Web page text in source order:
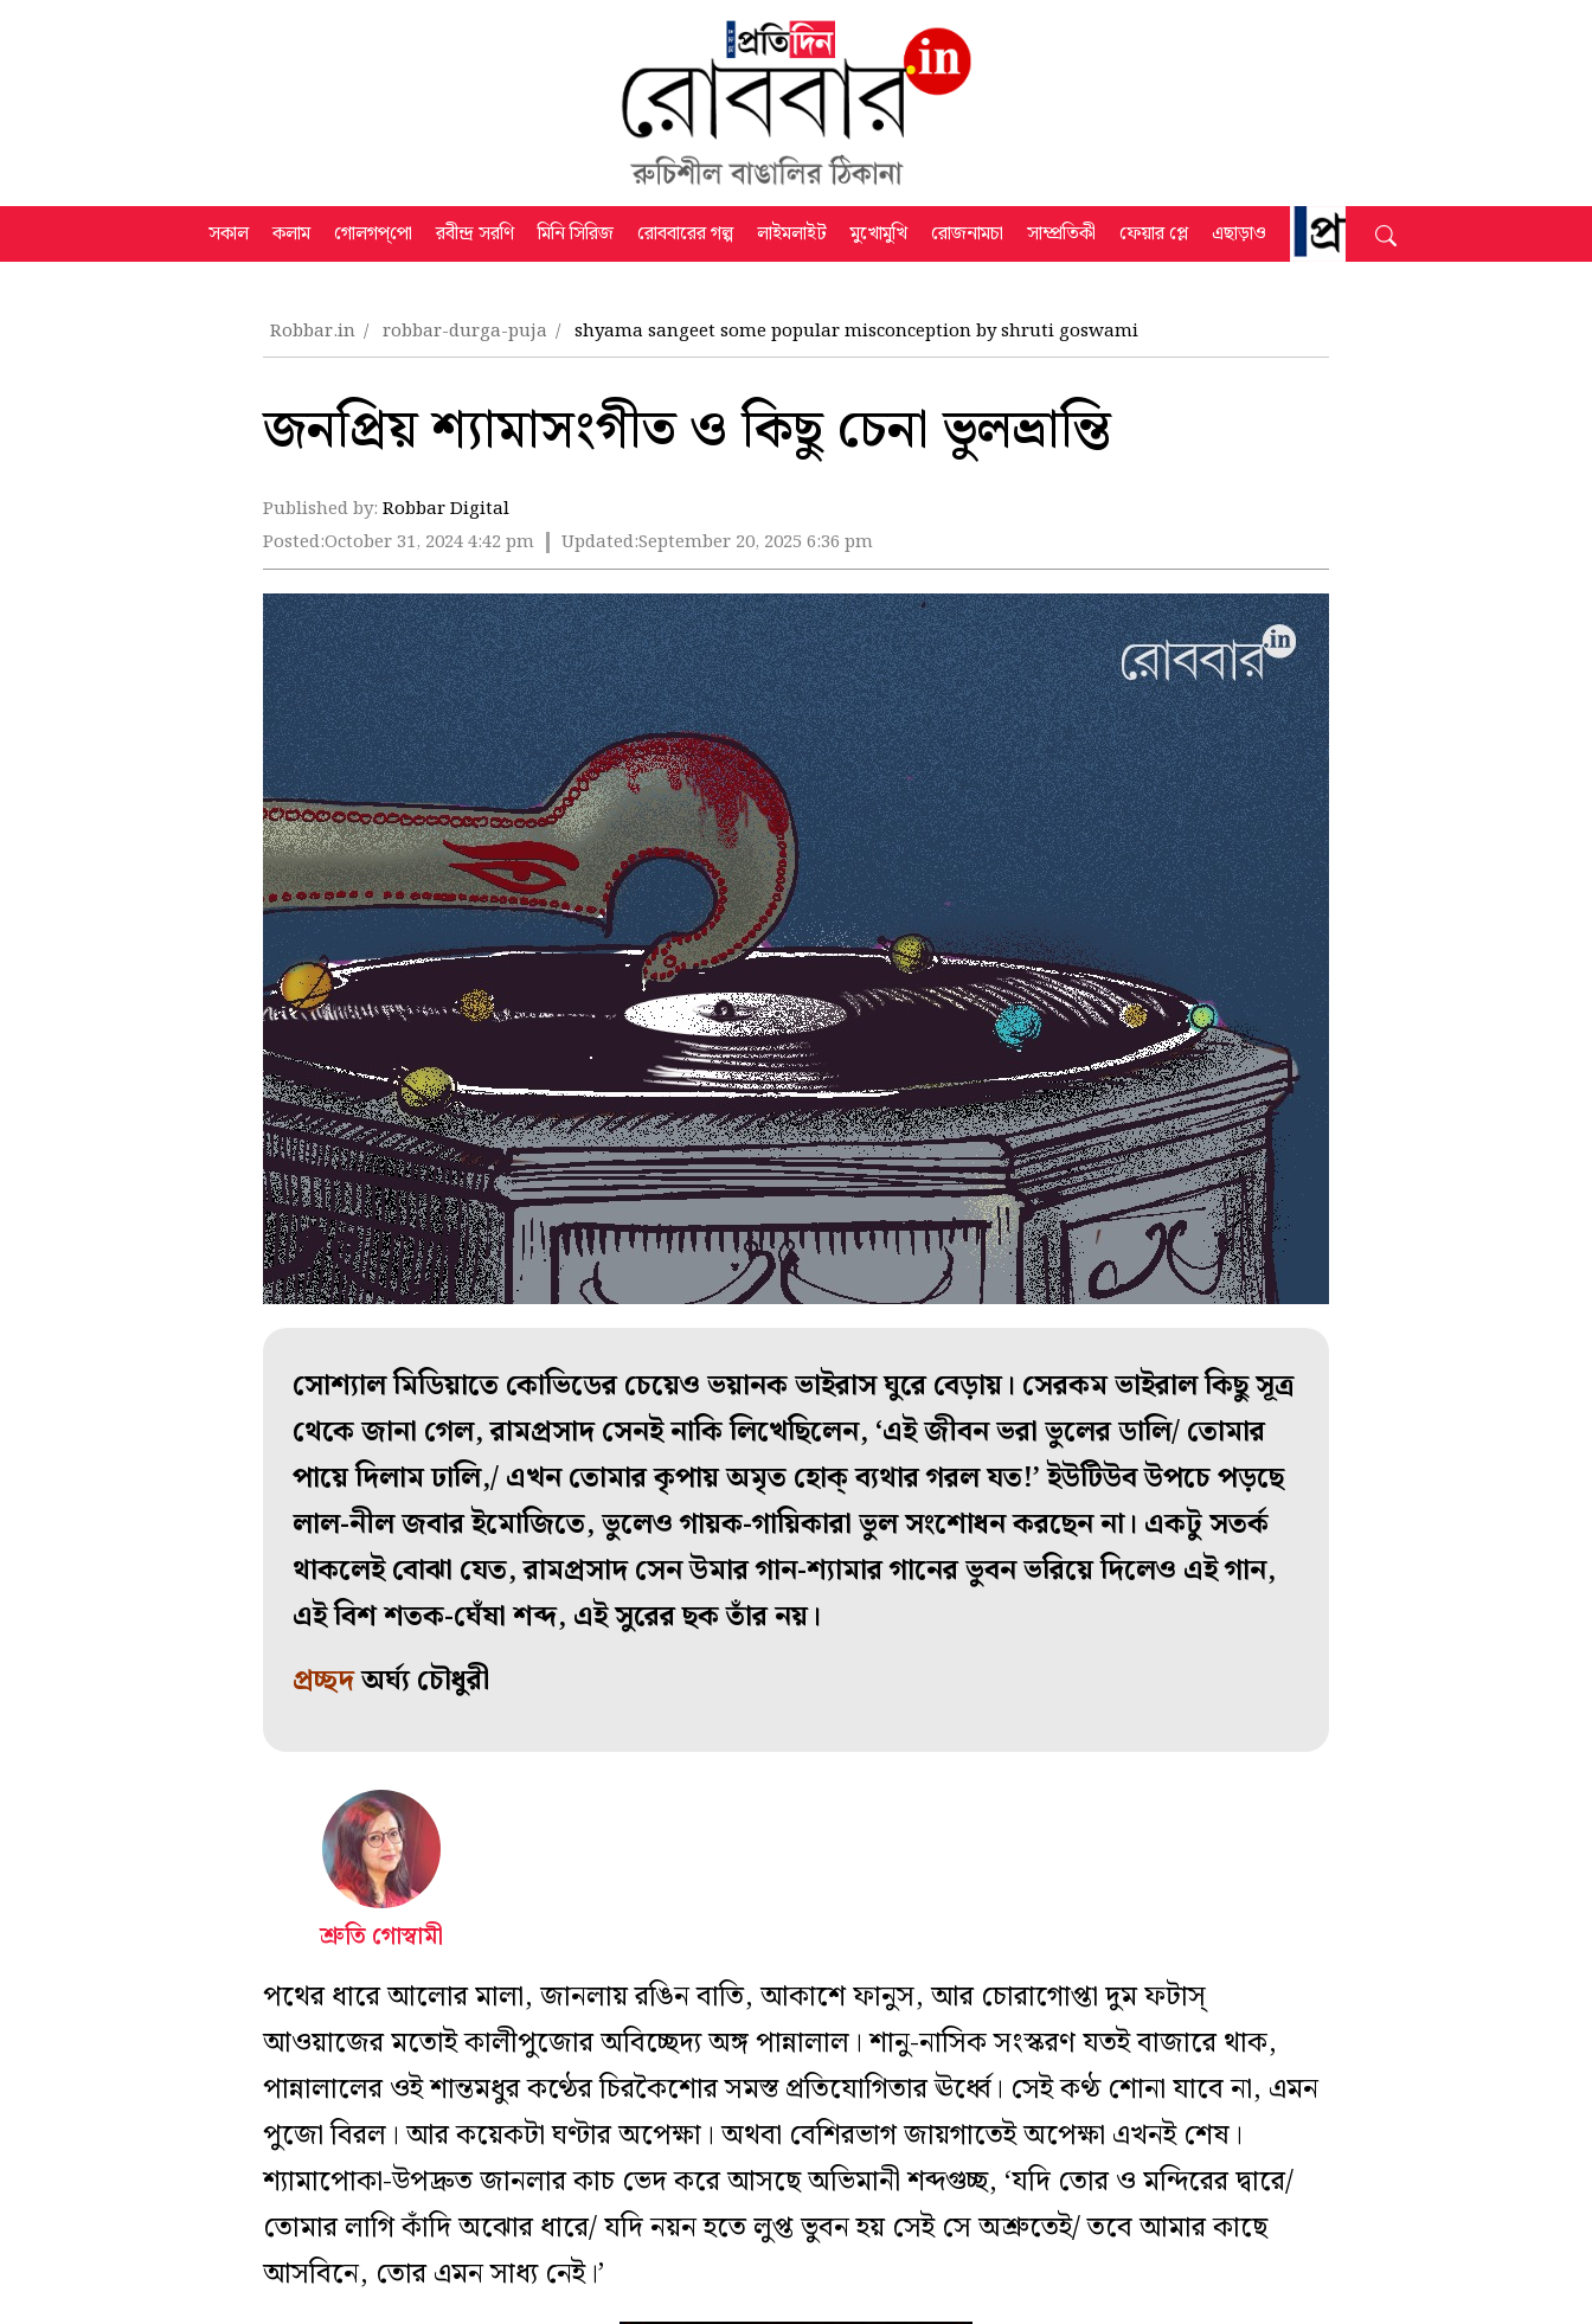
সকাল কলাম গোলগপ্‌পো রবীন্দ্র সরণি মিনি সিরিজ রোববারের গল্প লাইমলাইট মুখোমুখি রোজনামচা সাম্প্রতিকী ফেয়ার প্লে এছাড়াও
Robbar.in robbar-durga-puja shyama sangeet some popular misconception by shruti goswami
জনপ্রিয় শ্যামাসংগীত ও কিছু চেনা ভুলভ্রান্তি
Published by: Robbar Digital
Posted:October 31, 2024 4:42 pm Updated:September 20, 2025 6:36 pm
সোশ্যাল মিডিয়াতে কোভিডের চেয়েও ভয়ানক ভাইরাস ঘুরে বেড়ায়। সেরকম ভাইরাল কিছু সূত্র
থেকে জানা গেল, রামপ্রসাদ সেনই নাকি লিখেছিলেন, ‘এই জীবন ভরা ভুলের ডালি/ তোমার
পায়ে দিলাম ঢালি,/ এখন তোমার কৃপায় অমৃত হোক্‌ ব্যথার গরল যত!’ ইউটিউব উপচে পড়ছে
লাল-নীল জবার ইমোজিতে, ভুলেও গায়ক-গায়িকারা ভুল সংশোধন করছেন না। একটু সতর্ক
থাকলেই বোঝা যেত, রামপ্রসাদ সেন উমার গান-শ্যামার গানের ভুবন ভরিয়ে দিলেও এই গান,
এই বিশ শতক-ঘেঁষা শব্দ, এই সুরের ছক তাঁর নয়।
প্রচ্ছদঅর্ঘ্য চৌধুরী
শ্রুতি গোস্বামী
পথের ধারে আলোর মালা, জানলায় রঙিন বাতি, আকাশে ফানুস, আর চোরাগোপ্তা দুম ফটাস্‌
আওয়াজের মতোই কালীপুজোর অবিচ্ছেদ্য অঙ্গ পান্নালাল। শানু-নাসিক সংস্করণ যতই বাজারে থাক,
পান্নালালের ওই শান্তমধুর কণ্ঠের চিরকৈশোর সমস্ত প্রতিযোগিতার ঊর্ধ্বে। সেই কণ্ঠ শোনা যাবে না, এমন
পুজো বিরল। আর কয়েকটা ঘণ্টার অপেক্ষা। অথবা বেশিরভাগ জায়গাতেই অপেক্ষা এখনই শেষ।
শ্যামাপোকা-উপদ্রুত জানলার কাচ ভেদ করে আসছে অভিমানী শব্দগুচ্ছ, ‘যদি তোর ও মন্দিরের দ্বারে/
তোমার লাগি কাঁদি অঝোর ধারে/ যদি নয়ন হতে লুপ্ত ভুবন হয় সেই সে অশ্রুতেই/ তবে আমার কাছে
আসবিনে, তোর এমন সাধ্য নেই।’